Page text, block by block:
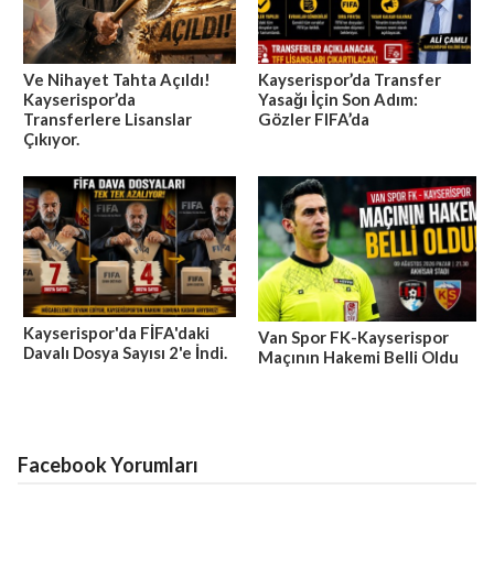
Ve Nihayet Tahta Açıldı!
Kayserispor’da
Transferlere Lisanslar
Çıkıyor.
Kayserispor’da Transfer
Yasağı İçin Son Adım:
Gözler FIFA’da
Kayserispor'da FİFA'daki
Davalı Dosya Sayısı 2'e İndi.
Van Spor FK-Kayserispor
Maçının Hakemi Belli Oldu
Facebook Yorumları